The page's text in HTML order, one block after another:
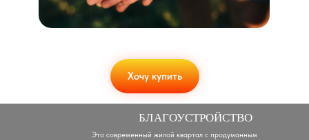
Хочу купить
Это современный жилой квартал с продуманным
БЛАГОУСТРОЙСТВО